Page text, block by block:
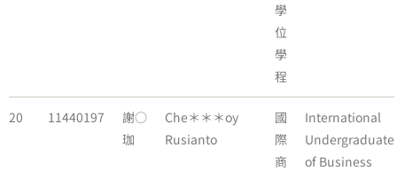
學
位
學
程
20 11440197
謝○
珈
Che＊＊＊oy
Rusianto
國
際
商
International
Undergraduate
of Business